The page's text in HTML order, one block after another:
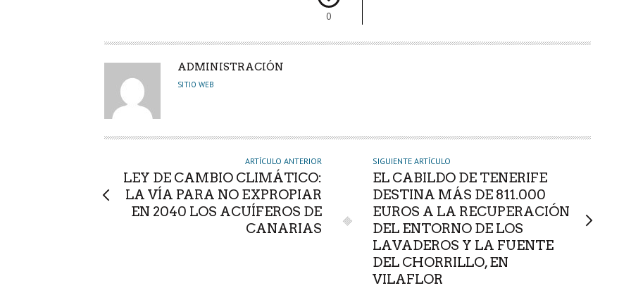
0
A
U
R
ADMINISTRACIÓN
SITIO WEB
ARTÍCULO ANTERIOR
LEY DE CAMBIO CLIMÁTICO:
LA VÍA PARA NO EXPROPIAR
EN 2040 LOS ACUÍFEROS DE
CANARIAS
SIGUIENTE ARTÍCULO
EL CABILDO DE TENERIFE
DESTINA MÁS DE 811.000
EUROS A LA RECUPERACIÓN
DEL ENTORNO DE LOS
LAVADEROS Y LA FUENTE
DEL CHORRILLO, EN
VILAFLOR